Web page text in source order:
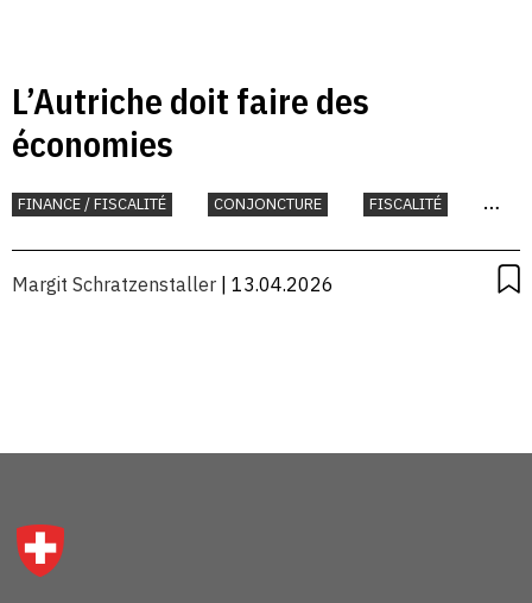
L’Autriche doit faire des
économies
FINANCE / FISCALITÉ CONJONCTURE
FISCALITÉ
Margit Schratzenstaller | 13.04.2026